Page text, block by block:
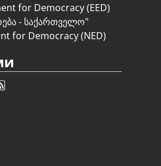
for Democracy (EED)
- საქართველო"
for Democracy (NED)